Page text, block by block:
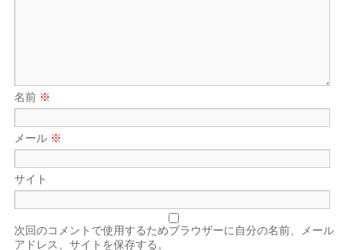
名前 ※
メール ※
サイト
次回のコメントで使用するためブラウザーに自分の名前、メール
アドレス、サイトを保存する。